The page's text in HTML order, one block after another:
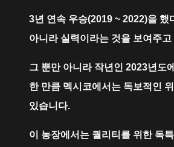
3년 연속 우승(2019 ~ 2022)을 했
아니라 실력이라는 것을 보여주
그 뿐만 아니라 작년인 2023년도
한 만큼 멕시코에서는 독보적인
있습니다.
이 농장에서는 퀄리티를 위한 독